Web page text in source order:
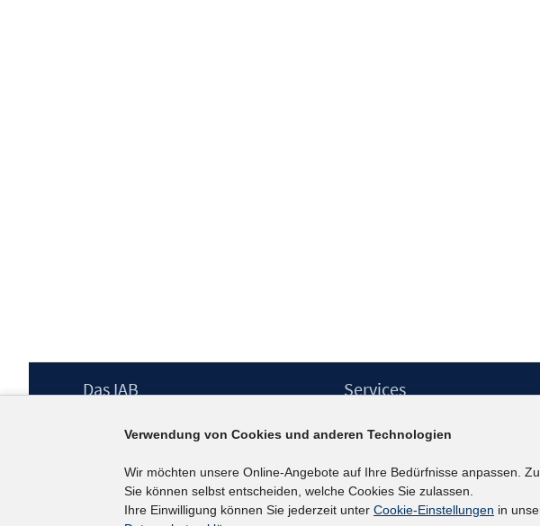
Footer
Das IAB
Berufsforschung (IAB) – unser Leitbild
Institutsleitung
Graduiertenprogramm
Befragungen
Services
IAB-Newsletter
Kontakt
Verwendung von Cookies und anderen Technologien
Wir möchten unsere Online-Angebote auf Ihre Bedürfnisse anpassen.
Sie können selbst entscheiden, welche Cookies Sie zulassen.
Ihre Einwilligung können Sie jederzeit unter Cookie-Einstellungen in